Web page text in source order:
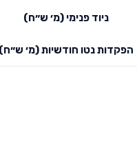
ניוד פנימי (מ׳ ש״ח)
הפקדות נטו חודשיות (מ׳ ש״ח)